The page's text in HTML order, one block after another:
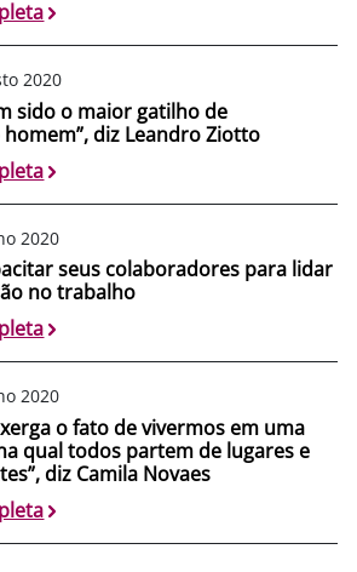
2020
sido o maior gatilho de
diz Leandro Ziotto
2020
seus colaboradores para lidar
no trabalho
2020
o fato de vivermos em uma
qual todos partem de lugares e
diz Camila Novaes